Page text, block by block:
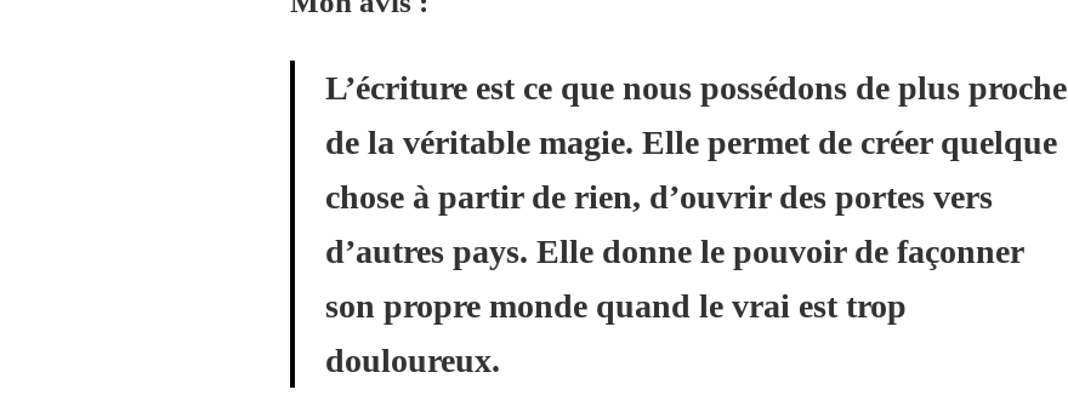
L’écriture est ce que nous possédons de plus proche
de la véritable magie. Elle permet de créer quelque
chose à partir de rien, d’ouvrir des portes vers
d’autres pays. Elle donne le pouvoir de façonner
son propre monde quand le vrai est trop
douloureux.